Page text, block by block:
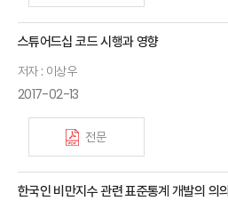
스튜어드십 코드 시행과 영향
저자 : 이상우
2017-02-13
전문
한국인 비만지수 관련 표준통계 개발의 의